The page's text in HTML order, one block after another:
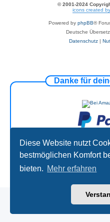
Diese Website nutzt
bestmöglichen Komfort
bieten. Mehr erfahren
© 2001-2024
icons created
Powered by phpBB®
Deutsche
Datenschutz|
Danke für